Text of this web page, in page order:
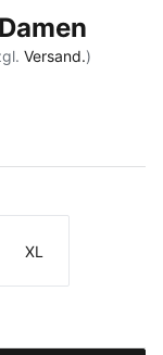
Versand.)
Größe
XL